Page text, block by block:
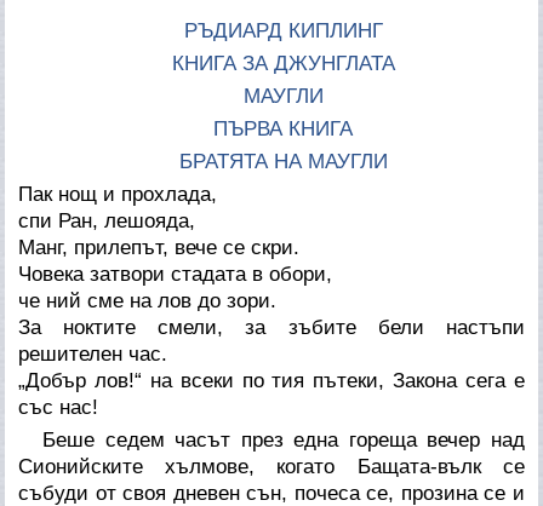
РЪДИАРД КИПЛИНГ
КНИГА ЗА ДЖУНГЛАТА
МАУГЛИ
ПЪРВА КНИГА
БРАТЯТА НА МАУГЛИ
Пак нощ и прохлада,
спи Ран, лешояда,
Манг, прилепът, вече се скри.
Човека затвори стадата в обори,
че ний сме на лов до зори.
За ноктите смели, за зъбите бели настъпи
решителен час.
„Добър лов!“ на всеки по тия пътеки, Закона сега е
със нас!
Беше седем часът през една гореща вечер над
Сионийските хълмове, когато Бащата-вълк се
събуди от своя дневен сън, почеса се, прозина се и